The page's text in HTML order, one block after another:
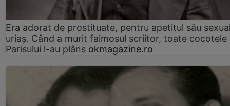
Era adorat de prostituate, pentru apetitul său
uriaș. Când a murit faimosul scriitor, toate cocotele
Parisului l-au plâns okmagazine.ro